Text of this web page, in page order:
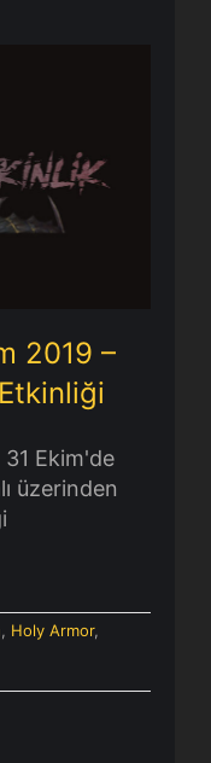
– Holy
2019 –
Ekim'de
üzerinden
, Holy Armor,